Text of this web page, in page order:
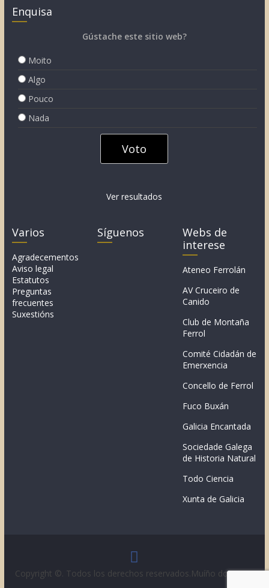
Enquisa
Gústache este sitio web?
Moito
Algo
Pouco
Nada
Ver resultados
Varios
Agradecementos
Aviso legal
Estatutos
Preguntas
frecuentes
Suxestións
Síguenos
Webs de
interese
Ateneo Ferrolán
AV Cruceiro de
Canido
Club de Montaña
Ferrol
Comité Cidadán de
Emerxencia
Concello de Ferrol
Fuco Buxán
Galicia Encantada
Sociedade Galega
de Historia Natural
Todo Ciencia
Xunta de Galicia